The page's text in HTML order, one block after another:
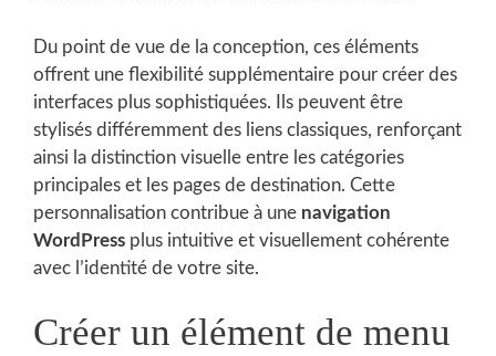
Du point de vue de la conception, ces éléments
offrent une flexibilité supplémentaire pour créer des
interfaces plus sophistiquées. Ils peuvent être
stylisés différemment des liens classiques, renforçant
ainsi la distinction visuelle entre les catégories
principales et les pages de destination. Cette
personnalisation contribue à une navigation
WordPress plus intuitive et visuellement cohérente
avec l’identité de votre site.
Créer un élément de menu